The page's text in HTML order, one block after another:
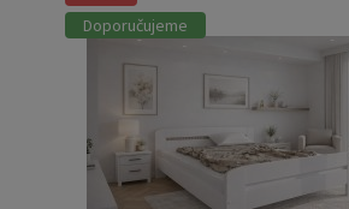
Doporučujeme